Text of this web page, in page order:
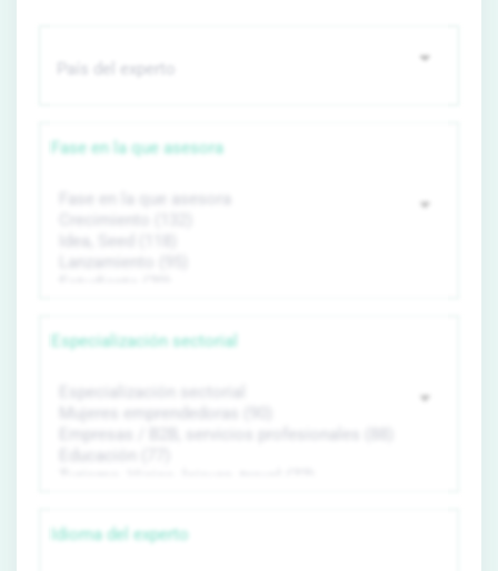
Fase en la que asesora
Especialización sectorial
Idioma del experto